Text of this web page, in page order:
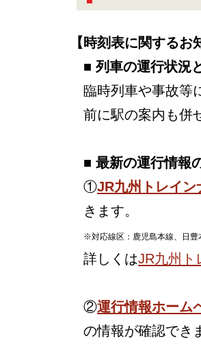
【時刻表に関するお
■ 列車の運行状況
臨時列車や事故等
前に駅の案内も併
■ 最新の運行情報
①JR九州トレイン
きます。
※対応線区：鹿児島本線、日豊
詳しくはJR九州ト
②運行情報ホーム
の情報が確認でき